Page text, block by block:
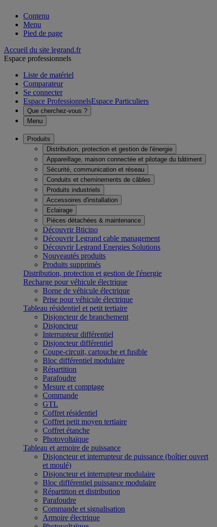
Contenu
Menu
Pied de page
Accueil du site legrand.fr
Espace professionnels
Liste de matériel
Comparateur
Se connecter
Espace ProfessionnelsEspace Particuliers
Que cherchez-vous ?
Menu
Produits
Distribution, protection et gestion de l'énergie
Appareillage, maison connectée et pilotage du bâtiment
Sécurité, communication et réseau
Conduits et cheminements de câbles
Produits industriels
Accessoires d'installation
Eclairage
Pièces détachées & maintenance
Découvrir Bticino
Découvrir Legrand cable management
Découvrir Legrand Energies Solutions
Nouveautés produits
Produits supprimés
Distribution, protection et gestion de l'énergie
Recharge pour véhicule électrique
Borne de véhicule électrique
Prise pour véhicule électrique
Tableau résidentiel et petit tertiaire
Disjoncteur de branchement
Disjoncteur
Interrupteur différentiel
Disjoncteur différentiel
Coupe-circuit, cartouche et fusible
Bloc différentiel modulaire
Répartition
Parafoudre
Mesure et comptage
Commande
GTL
Coffret résidentiel
Coffret petit moyen tertiaire
Coffret étanche
Photovoltaïque
Tableau et armoire de puissance
Disjoncteur et interrupteur de puissance (boîtier ouvert
et moulé)
Disjoncteur et interrupteur modulaire
Bloc différentiel puissance modulaire
Répartition et distribution
Parafoudre
Commande et signalisation
Armoire électrique